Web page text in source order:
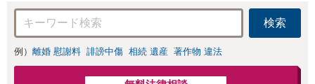
検索
例） 離婚 慰謝料 誹謗中傷 相続 遺産 著作物 違法